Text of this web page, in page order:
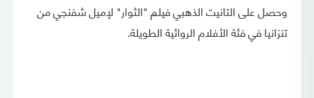
وحصل على التانيت الذهبي فيلم "الثوار" لإميل شفنجي من
تنزانيا في فئة الأفلام الروائية الطويلة.